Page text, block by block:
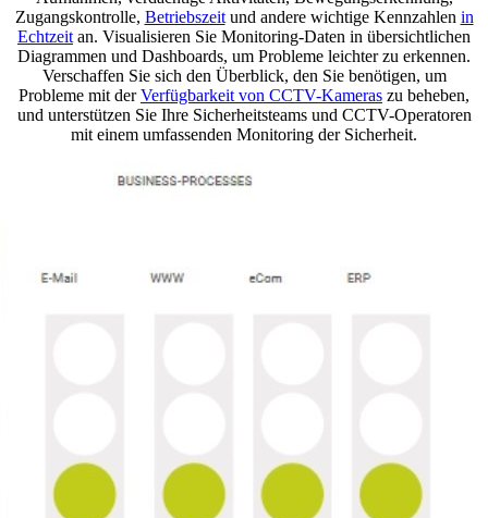
Zugangskontrolle, Betriebszeitund andere wichtige Kennzahlen in
Echtzeit an. Visualisieren Sie Monitoring-Daten in übersichtlichen
Diagrammen und Dashboards, um Probleme leichter zu erkennen.
Verschaffen Sie sich den Überblick, den Sie benötigen, um
Probleme mit derVerfügbarkeit von CCTV-Kameras zu beheben,
und unterstützen Sie Ihre Sicherheitsteams und CCTV-Operatoren
mit einem umfassenden Monitoring der Sicherheit.